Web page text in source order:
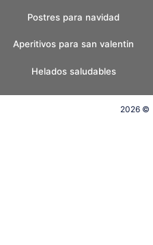
Postres para navidad
Aperitivos para san valentin
Helados saludables
2026 ©